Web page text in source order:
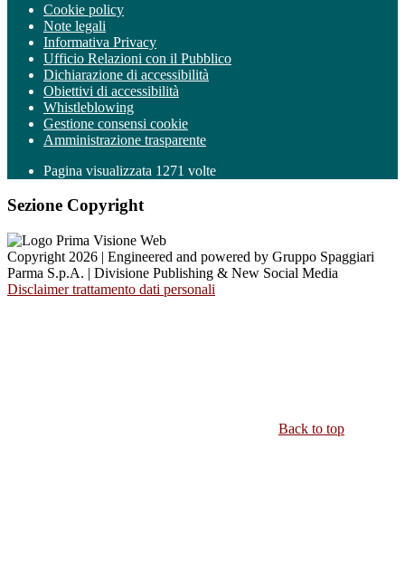
Cookie policy
Note legali
Informativa Privacy
Ufficio Relazioni con il Pubblico
Dichiarazione di accessibilità
Obiettivi di accessibilità
Whistleblowing
Gestione consensi cookie
Amministrazione trasparente
Pagina visualizzata 1271 volte
Sezione Copyright
Copyright 2026 | Engineered and powered by Gruppo Spaggiari
Parma S.p.A. | Divisione Publishing & New Social Media
Disclaimer trattamento dati personali
Back to top